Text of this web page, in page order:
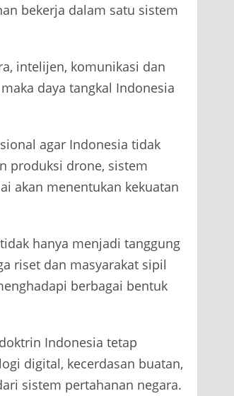
bekerja dalam satu sistem
intelijen, komunikasi dan
daya tangkal Indonesia
agar Indonesia tidak
produksi drone, sistem
akan menentukan kekuatan
hanya menjadi tanggung
riset dan masyarakat sipil
berbagai bentuk
Indonesia tetap
digital, kecerdasan buatan,
sistem pertahanan negara.